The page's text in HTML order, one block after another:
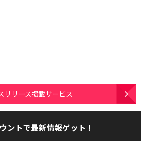
リリース掲載サービス
ントで最新情報ゲット！